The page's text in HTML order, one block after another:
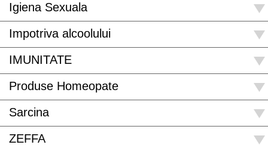
Igiena Sexuala
Impotriva alcoolului
IMUNITATE
Produse Homeopate
Sarcina
ZEFFA